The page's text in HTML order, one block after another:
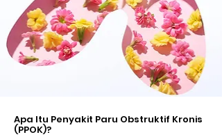
Apa Itu Penyakit Paru Obstruktif Kronis
(PPOK)?